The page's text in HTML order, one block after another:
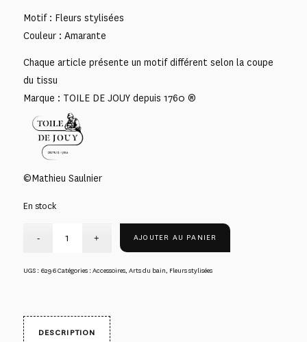
Motif : Fleurs stylisées
Couleur : Amarante
Chaque article présente un motif différent selon la coupe
du tissu
Marque : TOILE DE JOUY depuis 1760 ®
©Mathieu Saulnier
En stock
AJOUTER AU PANIER
UGS : 6296Catégories :Accessoires, Arts du bain, Fleurs stylisées
DESCRIPTION